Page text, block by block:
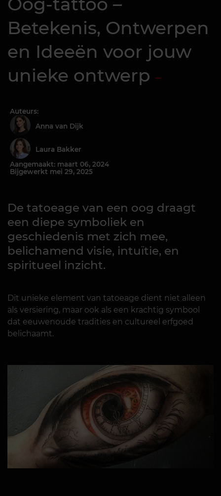
Betekenis, Ontwerpen
en Ideeën voor jouw
unieke ontwerp
Auteurs:
Anna van Dijk
Laura Bakker
Aangemaakt: maart 06, 2024
Bijgewerkt mei 29, 2025
De tatoeage van een oog draagt
een diepe symboliek en
geschiedenis met zich mee,
belichamend visie, intuïtie, en
spiritueel inzicht.
Dit unieke element van tatoeage dient niet alleen
als versiering, maar ook als een krachtig symbool
dat eeuwenoude tradities en cultureel erfgoed
belichaamt.